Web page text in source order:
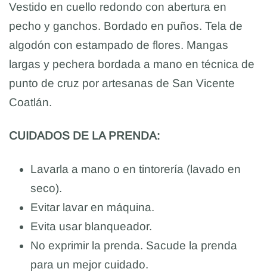
Vestido en cuello redondo con abertura en
pecho y ganchos. Bordado en puños. Tela de
algodón con estampado de flores. Mangas
largas y pechera bordada a mano en técnica de
punto de cruz por artesanas de San Vicente
Coatlán.
CUIDADOS DE LA PRENDA:
Lavarla a mano o en tintorería (lavado en
seco).
Evitar lavar en máquina.
Evita usar blanqueador.
No exprimir la prenda. Sacude la prenda
para un mejor cuidado.